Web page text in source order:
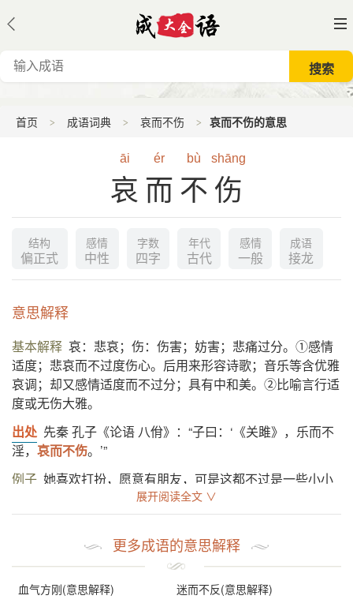
首页 成语词典 哀而不伤 哀而不伤的意思
āi ér bù shāng
哀而不伤
结构
偏正式
感情
中性
字数
四字
年代
古代
感情
一般
成语
接龙
意思解释
基本解释 哀：悲哀；伤：伤害；妨害；悲痛过分。①感情
适度；悲哀而不过度伤心。后用来形容诗歌；音乐等含优雅
哀调；却又感情适度而不过分；具有中和美。②比喻言行适
度或无伤大雅。
出处 先秦 孔子《论语 八佾》：“子曰：‘《关雎》，乐而不
淫， 哀而不伤。’”
例子 她喜欢打扮，愿意有朋友，可是这都不过是一些小小
的、青春的游戏。（老舍《四世同堂》四十
三）
拼音 āi ér bù shāng
展开阅读全文 ∨
更多成语的意思解释
血气方刚(意思解释) 迷而不反(意思解释)